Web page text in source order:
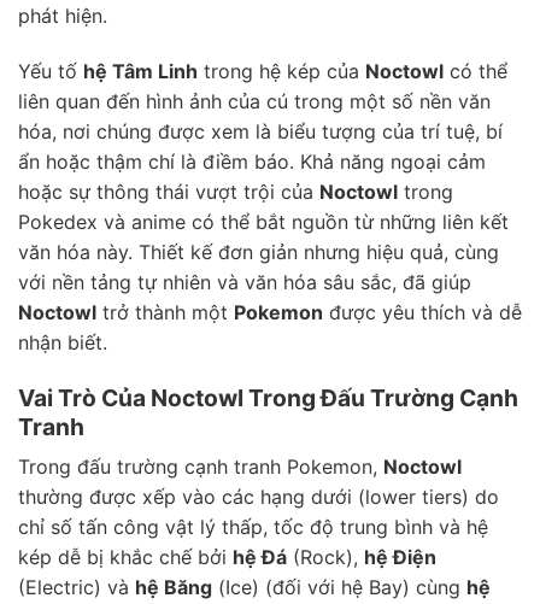
phát hiện.
Yếu tố hệ Tâm Linh trong hệ kép của Noctowl có thể
liên quan đến hình ảnh của cú trong một số nền văn
hóa, nơi chúng được xem là biểu tượng của trí tuệ, bí
ẩn hoặc thậm chí là điềm báo. Khả năng ngoại cảm
hoặc sự thông thái vượt trội của Noctowl trong
Pokedex và anime có thể bắt nguồn từ những liên kết
văn hóa này. Thiết kế đơn giản nhưng hiệu quả, cùng
với nền tảng tự nhiên và văn hóa sâu sắc, đã giúp
Noctowl trở thành một Pokemon được yêu thích và dễ
nhận biết.
Vai Trò Của Noctowl Trong Đấu Trường Cạnh
Tranh
Trong đấu trường cạnh tranh Pokemon, Noctowl
thường được xếp vào các hạng dưới (lower tiers) do
chỉ số tấn công vật lý thấp, tốc độ trung bình và hệ
kép dễ bị khắc chế bởi hệ Đá (Rock), hệ Điện
(Electric) và hệ Băng (Ice) (đối với hệ Bay) cùng hệ